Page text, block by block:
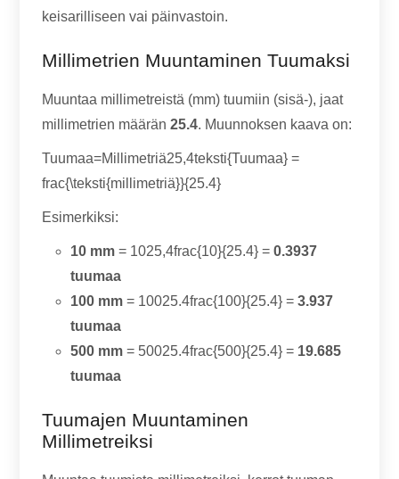
keisarilliseen vai päinvastoin.
Millimetrien Muuntaminen Tuumaksi
Muuntaa millimetreistä (mm) tuumiin (sisä-), jaat
millimetrien määrän25.4. Muunnoksen kaava on:
Tuumaa=Millimetriä25,4teksti{Tuumaa} =
frac{\teksti{millimetriä}}{25.4}
Esimerkiksi:
10 mm = 1025,4frac{10}{25.4} =0.3937
tuumaa
100 mm = 10025.4frac{100}{25.4} =3.937
tuumaa
500 mm = 50025.4frac{500}{25.4} = 19.685
tuumaa
Tuumajen Muuntaminen
Millimetreiksi